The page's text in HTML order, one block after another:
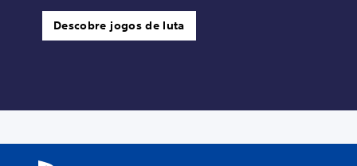
Descobre jogos de luta